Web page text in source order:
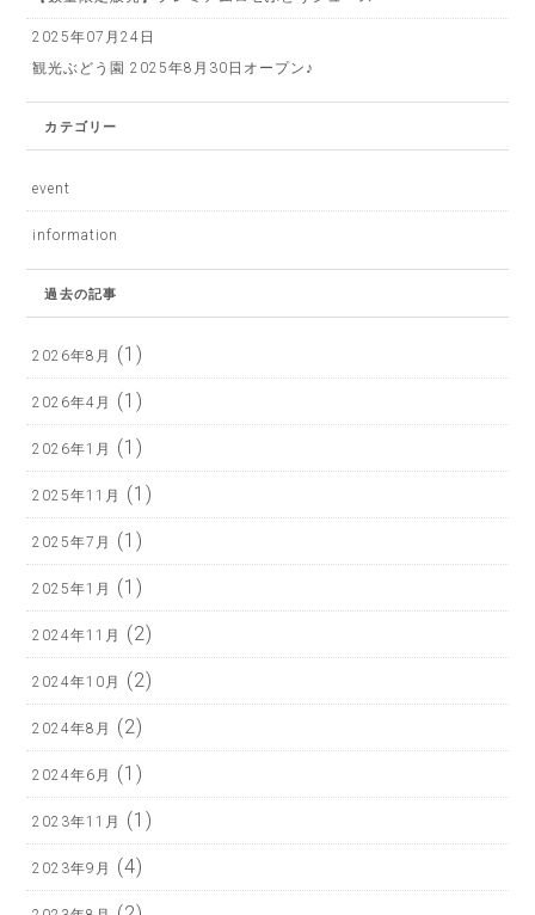
2025年07月24日
観光ぶどう園​ 2025年8月30日オープン♪
カテゴリー
event
information
過去の記事
2026年8月 (1)
2026年4月 (1)
2026年1月 (1)
2025年11月 (1)
2025年7月 (1)
2025年1月 (1)
2024年11月 (2)
2024年10月 (2)
2024年8月 (2)
2024年6月 (1)
2023年11月 (1)
2023年9月 (4)